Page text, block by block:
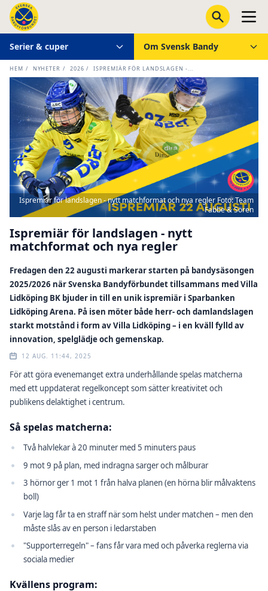
Serier & cuper Om Svensk Bandy
HEM / NYHETER / 2026 / ISPREMIÄR FÖR LANDSLAGEN -...
Ispremiär för landslagen - nytt matchformat och nya regler Foto: Team
Fabbe & Sören
Ispremiär för landslagen - nytt
matchformat och nya regler
Fredagen den 22 augusti markerar starten på bandysäsongen
2025/2026 när Svenska Bandyförbundet tillsammans med Villa
Lidköping BK bjuder in till en unik ispremiär i Sparbanken
Lidköping Arena. På isen möter både herr- och damlandslagen
starkt motstånd i form av Villa Lidköping – i en kväll fylld av
innovation, spelglädje och gemenskap.
12 AUG. 11:44, 2025
För att göra evenemanget extra underhållande spelas matcherna
med ett uppdaterat regelkoncept som sätter kreativitet och
publikens delaktighet i centrum.
Så spelas matcherna:
Två halvlekar à 20 minuter med 5 minuters paus
9 mot 9 på plan, med indragna sarger och målburar
3 hörnor ger 1 mot 1 från halva planen (en hörna blir målvaktens
boll)
Varje lag får ta en straff när som helst under matchen – men den
måste slås av en person i ledarstaben
"Supporterregeln" – fans får vara med och påverka reglerna via
sociala medier
Kvällens program: